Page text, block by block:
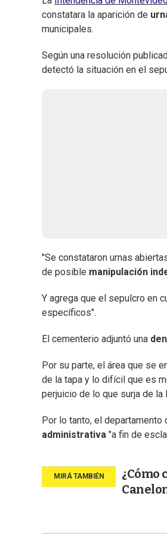
constatara la aparición de
municipales.
Según una resolución
detectó la situación en el
"Se constataron urnas
de posible manipulación
Y agrega que el sepulcro en
específicos".
El cementerio adjuntó una
Por su parte, el área que se
de la tapa y lo difícil que es
perjuicio de lo que surja de la
Por lo tanto, el
administrativa "a fin de
¿Cómo